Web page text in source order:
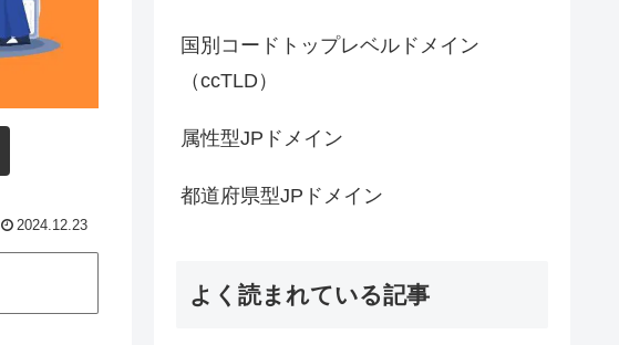
2024.12.23
国別コードトップレベルドメイン
（ccTLD）
属性型JPドメイン
都道府県型JPドメイン
よく読まれている記事